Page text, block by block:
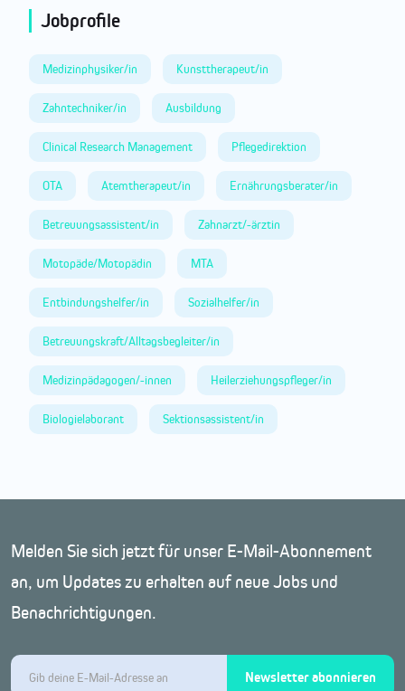
Jobprofile
Medizinphysiker/in Kunsttherapeut/in
Zahntechniker/in Ausbildung
Clinical Research Management Pflegedirektion
OTA Atemtherapeut/in Ernährungsberater/in
Betreuungsassistent/in Zahnarzt/-ärztin
Motopäde/Motopädin MTA
Entbindungshelfer/in Sozialhelfer/in
Betreuungskraft/Alltagsbegleiter/in
Medizinpädagogen/-innen Heilerziehungspfleger/in
Biologielaborant Sektionsassistent/in
Melden Sie sich jetzt für unser E-Mail-Abonnement
an, um Updates zu erhalten auf neue Jobs und
Benachrichtigungen.
Newsletter abonnieren